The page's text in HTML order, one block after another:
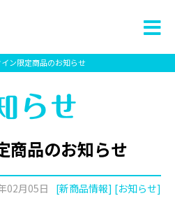
ン限定商品のお知らせ
商品のお知らせ
02月05日 [新商品情報] [お知らせ]